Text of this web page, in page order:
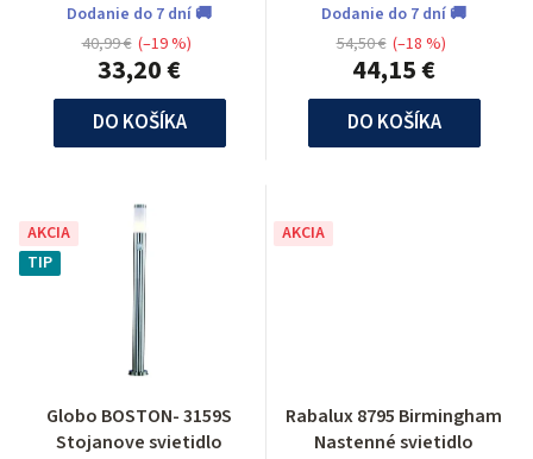
Dodanie do 7 dní 🚚
33,20 €
40,99 € (–19 %)
DO KOŠÍKA
Dodanie do 7 dní 🚚
44,15 €
54,50 € (–18 %)
DO KOŠÍKA
AKCIA
TIP
Globo BOSTON- 3159S
Stojanove svietidlo
AKCIA
Rabalux 8795 Birmingham
Nastenné svietidlo